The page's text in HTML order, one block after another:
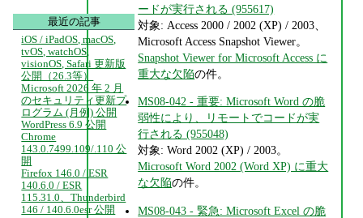
ードが実行される (955617)
対象: Access 2000 / 2002 (XP) / 2003、
Microsoft Access Snapshot Viewer。
Snapshot Viewer for Microsoft Access に
重大な欠陥の件。
MS08-042 - 重要: Microsoft Word の脆
弱性により、リモートでコードが実
行される (955048)
対象: Word 2002 (XP) / 2003。
Microsoft Word 2002 (Word XP) に重大
な欠陥の件。
MS08-043 - 緊急: Microsoft Excel の脆
最近の記事
iOS / iPadOS, macOS,
tvOS, watchOS,
visionOS, Safari 更新版
公開（26.3等）
Microsoft 2026 年 2 月
のセキュリティ更新プ
ログラム (月例) 公開
WordPress 6.9 公開
Chrome
143.0.7499.109/.110 公
開
Firefox 146.0 / ESR
140.6.0 / ESR
115.31.0、Thunderbird
146 / 140.6.0esr 公開